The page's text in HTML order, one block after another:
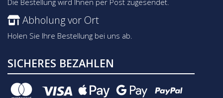
Die Bestellung wird Ihnen per Post zugesendet.
Abholung vor Ort
Holen Sie Ihre Bestellung bei uns ab.
SICHERES BEZAHLEN